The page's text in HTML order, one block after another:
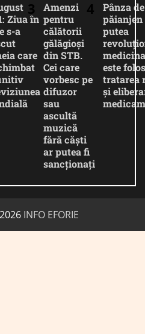
Ziua în
s-a
care
Amenzi
pentru
călătorii
gălăgioși
din STB.
Cei care
vorbesc pe
difuzor
sau
ascultă
muzică
fără căști
ar putea fi
sancționați
Pânza de
păianjen
putea
este
tratarea
și
INFO EFORIE